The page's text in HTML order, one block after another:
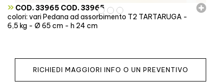
» COD. 33965 COD. 33965
colori: vari Pedana ad assorbimento T2 TARTARUGA -
6,5 kg - Ø 65 cm - h 24 cm
RICHIEDI MAGGIORI INFO O UN PREVENTIVO